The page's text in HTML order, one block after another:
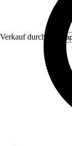
Verkauf durch: ich-